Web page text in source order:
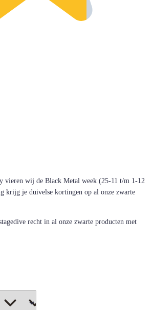
vieren wij de Black Metal week (25-11 t/m 1-12
krijg je duivelse kortingen op al onze zwarte
recht in al onze zwarte producten met